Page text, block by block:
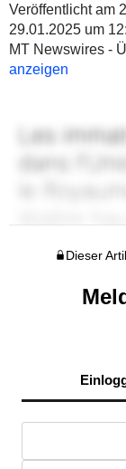
Veröffentlicht am
29.01.2025 um
MT Newswires -
anzeigen
Dieser